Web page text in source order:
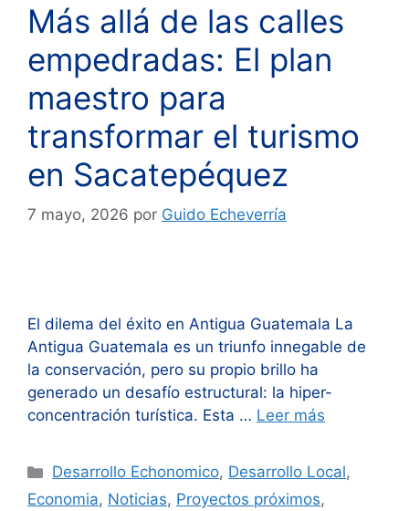
Más allá de las calles
empedradas: El plan
maestro para
transformar el turismo
en Sacatepéquez
7 mayo, 2026 por Guido Echeverría
El dilema del éxito en Antigua Guatemala La
Antigua Guatemala es un triunfo innegable de
la conservación, pero su propio brillo ha
generado un desafío estructural: la hiper-
concentración turística. Esta … Leer más
Categorías
Desarrollo Echonomico, Desarrollo Local,
Economia, Noticias, Proyectos próximos,